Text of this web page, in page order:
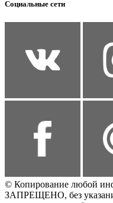
Социальные сети
© Копирование любой
ЗАПРЕЩЕНО, без